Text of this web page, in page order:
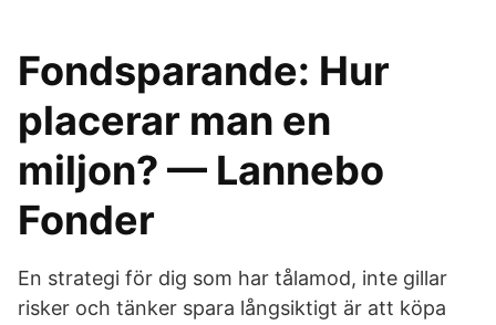
Fondsparande: Hur
placerar man en
miljon? — Lannebo
Fonder
En strategi för dig som har tålamod, inte gillar
risker och tänker spara långsiktigt är att köpa